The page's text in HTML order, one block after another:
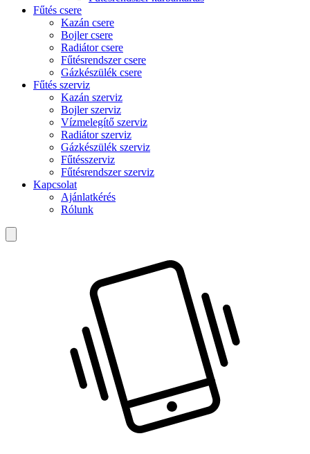
Fűtés csere
Kazán csere
Bojler csere
Radiátor csere
Fűtésrendszer csere
Gázkészülék csere
Fűtés szerviz
Kazán szerviz
Bojler szerviz
Vízmelegítő szerviz
Radiátor szerviz
Gázkészülék szerviz
Fűtésszerviz
Fűtésrendszer szerviz
Kapcsolat
Ajánlatkérés
Rólunk